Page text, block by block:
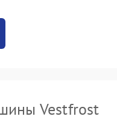
Vestfrost